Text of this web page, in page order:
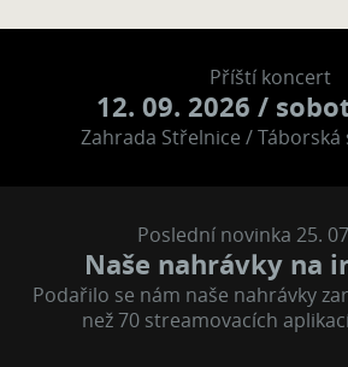
Příští koncert
12. 09. 2026 /
Zahrada Střelnice / Táborská
Poslední novinka 25.
Naše nahrávky na
Podařilo se nám naše nahrávky
než 70 streamovacích